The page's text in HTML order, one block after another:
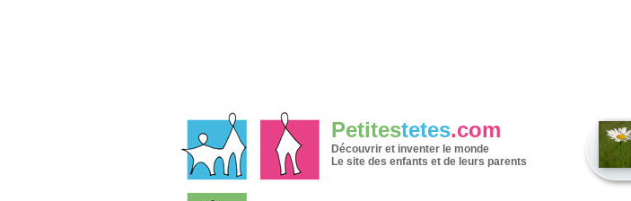
Petitestetes.com
Découvrir et inventer le monde
Le site des enfants et de leurs parents